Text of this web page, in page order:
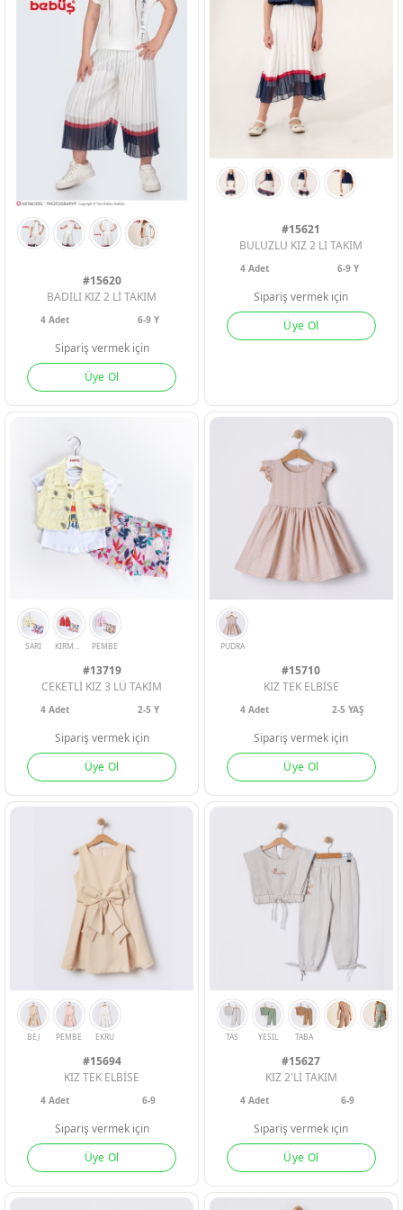
ERKEK BEBEK
ERKEK BEBEK
ERKEK BEBEK
YESIL YESIL MAVI
#15620
BADILI KIZ 2 Lİ TAKIM
4Adet 6-9 Y
Sipariş vermek için
Üye Ol
#15621
BULUZLU KIZ 2 LI TAKIM
4 Adet 6-9 Y
Sipariş vermek için
Üye Ol
SARI KIRMIZI PEMBE
#13719
CEKETLİ KIZ 3 LÜ TAKIM
4Adet 2-5 Y
Sipariş vermek için
Üye Ol
PUDRA
#15710
KIZ TEK ELBİSE
4 Adet 2-5 YAŞ
Sipariş vermek için
Üye Ol
#15694
KIZ TEK ELBİSE
4Adet 6-9
Sipariş vermek için
Üye Ol
#15627
KIZ 2'Lİ TAKIM
4 Adet 6-9
Sipariş vermek için
Üye Ol